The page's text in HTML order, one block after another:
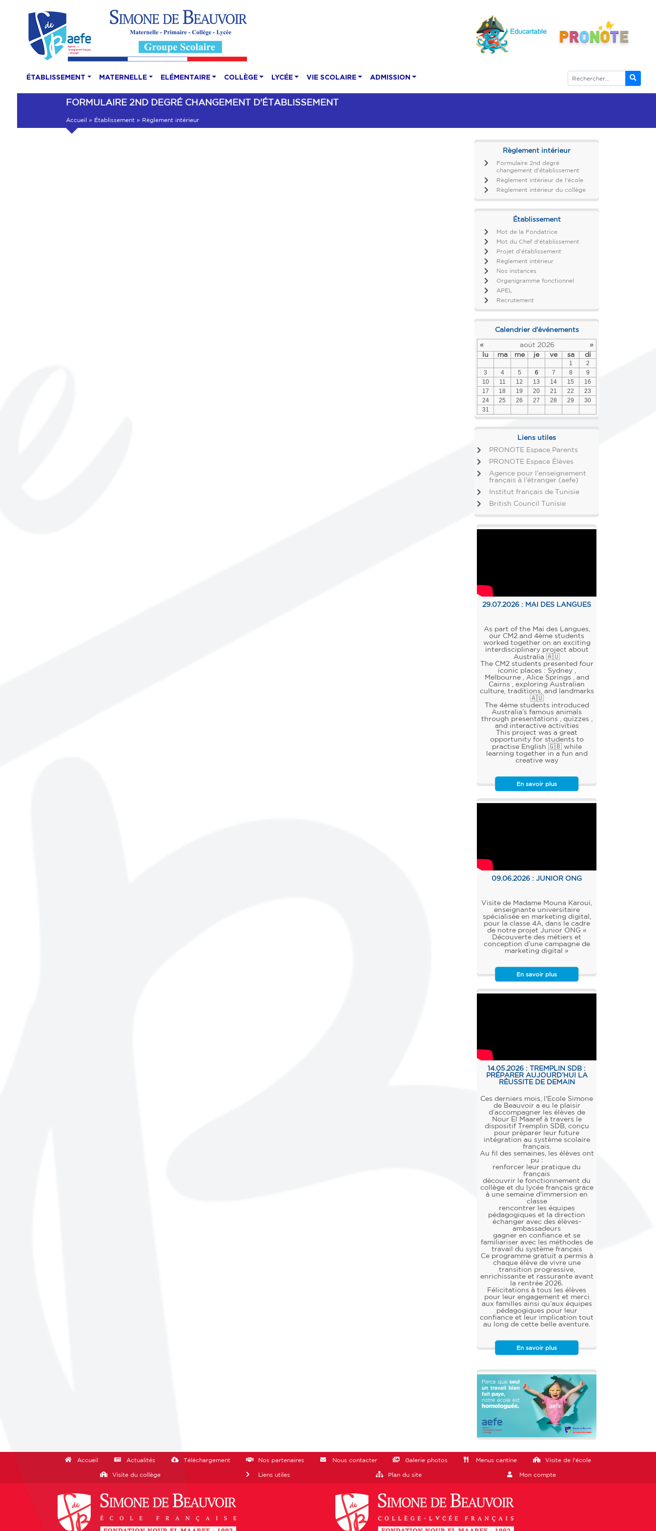
ÉTABLISSEMENT MATERNELLE ELÉMENTAIRE COLLÈGE LYCÉE VIE SCOLAIRE ADMISSION
FORMULAIRE 2ND DEGRÉ CHANGEMENT D'ÉTABLISSEMENT
Accueil » Établissement» Règlement intérieur
Règlement intérieur
Formulaire 2nd degré
changement d'établissement
Règlement intérieur de l'école
Règlement intérieur du collège
Établissement
Mot de la Fondatrice
Mot du Chef d’établissement
Projet d’établissement
Règlement intérieur
Nos instances
Organigramme fonctionnel
APEL
Recrutement
Calendrier d'événements
« août 2026
»
lu
ma me je ve sa
di
1
2
3
4 5 6 7 8
9
10
11 12 13 14 15
16
17
18 19 20 21 22
23
24
25 26 27 28 29
30
31
Liens utiles
PRONOTE Espace Parents
PRONOTE Espace Élèves
Agence pour l'enseignement
français à l'étranger (aefe)
Institut français de Tunisie
British Council Tunisie
29.07.2026 : MAI DES LANGUES
As part of the Mai des Langues,
our CM2 and 4ème students
worked together on an exciting
interdisciplinary project about
Australia 🇦🇺
The CM2 students presented four
iconic places : Sydney ,
Melbourne , Alice Springs , and
Cairns , exploring Australian
culture, traditions, and landmarks
🇦🇺
The 4ème students introduced
Australia’s famous animals
through presentations , quizzes ,
and interactive activities
This project was a great
opportunity for students to
practise English 🇬🇧 while
learning together in a fun and
creative way
En savoir plus
09.06.2026 : JUNIOR ONG
Visite de Madame Mouna Karoui,
enseignante universitaire
spécialisée en marketing digital,
pour la classe 4A, dans le cadre
de notre projet Junior ONG «
Découverte des métiers et
conception d’une campagne de
marketing digital »
En savoir plus
14.05.2026 : TREMPLIN SDB :
PRÉPARER AUJOURD’HUI LA
RÉUSSITE DE DEMAIN
Ces derniers mois, l'Ecole Simone
de Beauvoir a eu le plaisir
d’accompagner les élèves de
Nour El Maaref à travers le
dispositif Tremplin SDB, conçu
pour préparer leur future
intégration au système scolaire
français.
Au fil des semaines, les élèves ont
pu :
renforcer leur pratique du
français
découvrir le fonctionnement du
collège et du lycée français grâce
à une semaine d'immersion en
classe
rencontrer les équipes
pédagogiques et la direction
échanger avec des élèves-
ambassadeurs
gagner en confiance et se
familiariser avec les méthodes de
travail du système français
Ce programme gratuit a permis à
chaque élève de vivre une
transition progressive,
enrichissante et rassurante avant
la rentrée 2026.
Félicitations à tous les élèves
pour leur engagement et merci
aux familles ainsi qu’aux équipes
pédagogiques pour leur
confiance et leur implication tout
au long de cette belle aventure.
En savoir plus
Accueil Actualités Téléchargement Nos partenaires Nous contacter Galerie photos Menus cantine Visite de l'école
Visite du collège Liens utiles Plan du site Mon compte